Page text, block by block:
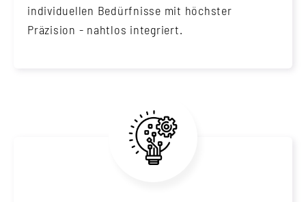
individuellen Bedürfnisse mit höchster
Präzision - nahtlos integriert.